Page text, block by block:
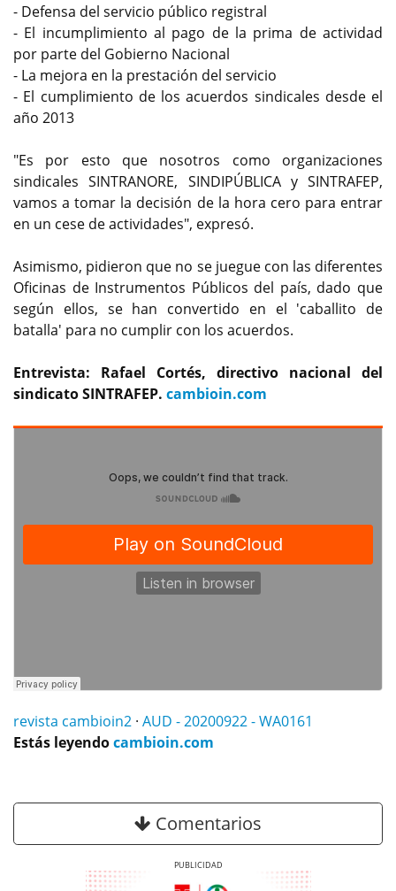
- Defensa del servicio público registral
- El incumplimiento al pago de la prima de actividad
por parte del Gobierno Nacional
- La mejora en la prestación del servicio
- El cumplimiento de los acuerdos sindicales desde el
año 2013
"Es por esto que nosotros como organizaciones
sindicales SINTRANORE, SINDIPÚBLICA y SINTRAFEP,
vamos a tomar la decisión de la hora cero para entrar
en un cese de actividades", expresó.
Asimismo, pidieron que no se juegue con las diferentes
Oficinas de Instrumentos Públicos del país, dado que
según ellos, se han convertido en el 'caballito de
batalla' para no cumplir con los acuerdos.
Entrevista: Rafael Cortés, directivo nacional del
sindicato SINTRAFEP. cambioin.com
revista cambioin2 · AUD - 20200922 - WA0161
Estás leyendocambioin.com
Comentarios